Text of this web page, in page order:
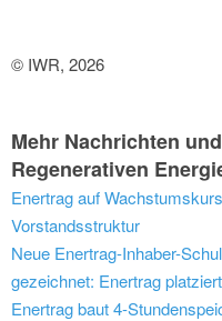
© IWR, 2026
Mehr Nachrichten
Regenerativen
Enertrag auf
Vorstandsstruktur
Neue Enertrag-Inhaber-
gezeichnet: Enertrag
Enertrag baut 4-